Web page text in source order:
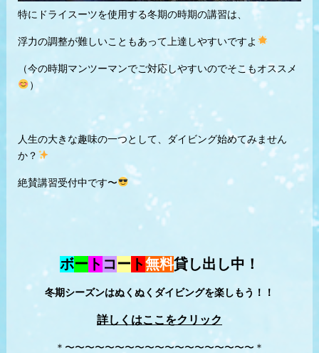
特にドライスーツを使用する冬期の時期の講習は、
浮力の調整が難しいこともあって上達しやすいですよ
（今の時期マンツーマンでご対応しやすいのでそこもオススメ
）
人生の大きな趣味の一つとして、ダイビング始めてみません
か？
絶賛講習受付中です〜
ボー ト コー ト無料貸し出し中！
冬期シーズンはぬくぬくダイビングを楽しもう！！
詳しくはここをクリック
＊〜〜〜〜〜〜〜〜〜〜〜〜〜〜〜〜〜〜〜＊